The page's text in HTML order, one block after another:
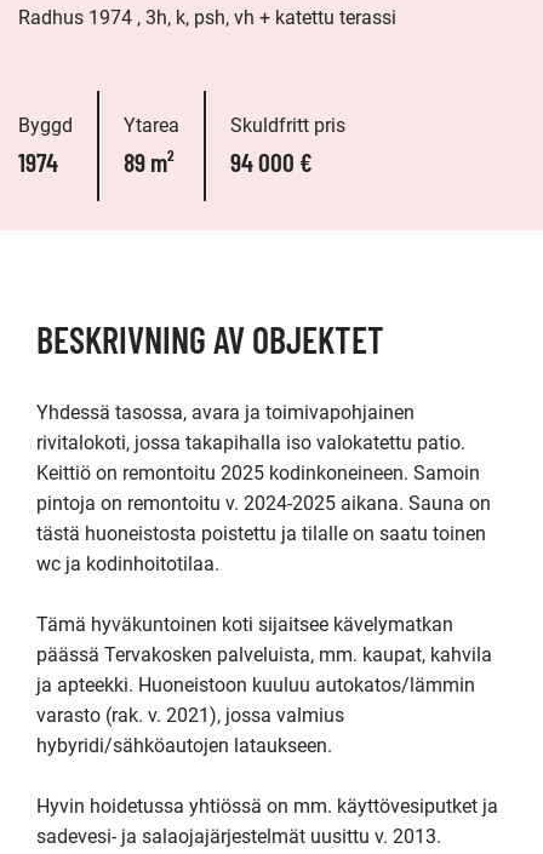
Radhus 1974 , 3h, k, psh, vh + katettu terassi
Byggd
1974
Ytarea
89 m²
Skuldfritt pris
94 000 €
BESKRIVNING AV OBJEKTET
Yhdessä tasossa, avara ja toimivapohjainen
rivitalokoti, jossa takapihalla iso valokatettu patio.
Keittiö on remontoitu 2025 kodinkoneineen. Samoin
pintoja on remontoitu v. 2024-2025 aikana. Sauna on
tästä huoneistosta poistettu ja tilalle on saatu toinen
wc ja kodinhoitotilaa.
Tämä hyväkuntoinen koti sijaitsee kävelymatkan
päässä Tervakosken palveluista, mm. kaupat, kahvila
ja apteekki. Huoneistoon kuuluu autokatos/lämmin
varasto (rak. v. 2021), jossa valmius
hybyridi/sähköautojen lataukseen.
Hyvin hoidetussa yhtiössä on mm. käyttövesiputket ja
sadevesi- ja salaojajärjestelmät uusittu v. 2013.